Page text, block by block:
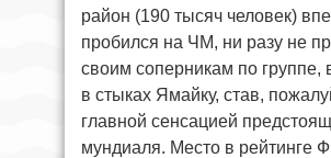
район (190 тысяч человек)
пробился на ЧМ, ни разу не
своим соперникам по группе,
в стыках Ямайку, став,
главной сенсацией
мундиаля. Место в